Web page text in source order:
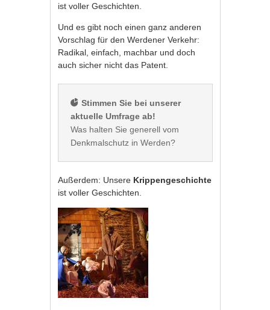
ist voller Geschichten.
Und es gibt noch einen ganz anderen
Vorschlag für den Werdener Verkehr:
Radikal, einfach, machbar und doch
auch sicher nicht das Patent.
Stimmen Sie bei unserer
aktuelle Umfrage ab!
Was halten Sie generell vom
Denkmalschutz in Werden?
Außerdem: Unsere Krippengeschichte
ist voller Geschichten.